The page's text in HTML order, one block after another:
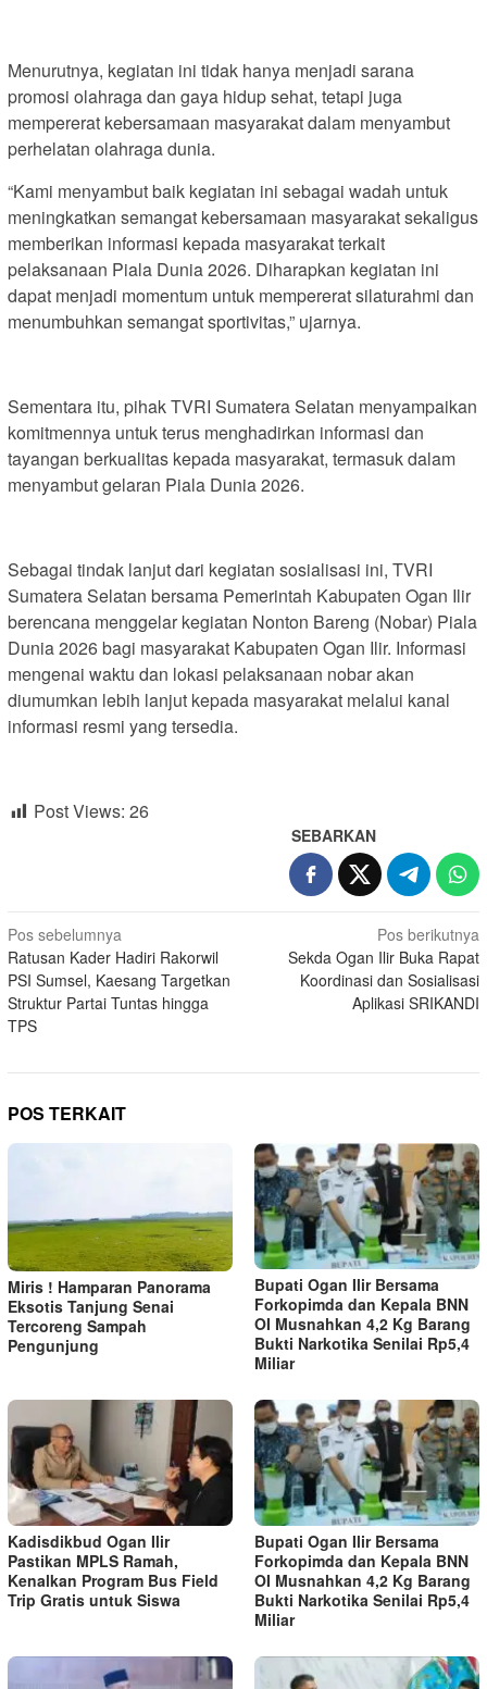
Menurutnya, kegiatan ini tidak hanya menjadi sarana
promosi olahraga dan gaya hidup sehat, tetapi juga
mempererat kebersamaan masyarakat dalam menyambut
perhelatan olahraga dunia.
“Kami menyambut baik kegiatan ini sebagai wadah untuk
meningkatkan semangat kebersamaan masyarakat sekaligus
memberikan informasi kepada masyarakat terkait
pelaksanaan Piala Dunia 2026. Diharapkan kegiatan ini
dapat menjadi momentum untuk mempererat silaturahmi dan
menumbuhkan semangat sportivitas,” ujarnya.
Sementara itu, pihak TVRI Sumatera Selatan menyampaikan
komitmennya untuk terus menghadirkan informasi dan
tayangan berkualitas kepada masyarakat, termasuk dalam
menyambut gelaran Piala Dunia 2026.
Sebagai tindak lanjut dari kegiatan sosialisasi ini, TVRI
Sumatera Selatan bersama Pemerintah Kabupaten Ogan Ilir
berencana menggelar kegiatan Nonton Bareng (Nobar) Piala
Dunia 2026 bagi masyarakat Kabupaten Ogan Ilir. Informasi
mengenai waktu dan lokasi pelaksanaan nobar akan
diumumkan lebih lanjut kepada masyarakat melalui kanal
informasi resmi yang tersedia.
Post Views: 26
SEBARKAN
Navigasi
pos
Pos sebelumnya
Ratusan Kader Hadiri Rakorwil
PSI Sumsel, Kaesang Targetkan
Struktur Partai Tuntas hingga
TPS
Pos berikutnya
Sekda Ogan Ilir Buka Rapat
Koordinasi dan Sosialisasi
Aplikasi SRIKANDI
POS TERKAIT
Miris ! Hamparan Panorama
Eksotis Tanjung Senai
Tercoreng Sampah
Pengunjung
Bupati Ogan Ilir Bersama
Forkopimda dan Kepala BNN
OI Musnahkan 4,2 Kg Barang
Bukti Narkotika Senilai Rp5,4
Miliar
Kadisdikbud Ogan Ilir
Pastikan MPLS Ramah,
Kenalkan Program Bus Field
Trip Gratis untuk Siswa
Bupati Ogan Ilir Bersama
Forkopimda dan Kepala BNN
OI Musnahkan 4,2 Kg Barang
Bukti Narkotika Senilai Rp5,4
Miliar